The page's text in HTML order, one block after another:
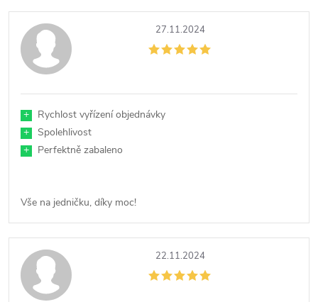
c
e
n
27.11.2024
+
Rychlost vyřízení objednávky
+
Spolehlivost
+
Perfektně zabaleno
Vše na jedničku, díky moc!
22.11.2024